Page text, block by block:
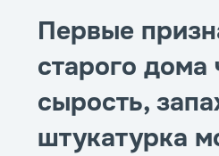
Первые
старого дома
сырость,
штукатурка